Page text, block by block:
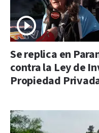
Se replica en
contra la Ley de
Propiedad